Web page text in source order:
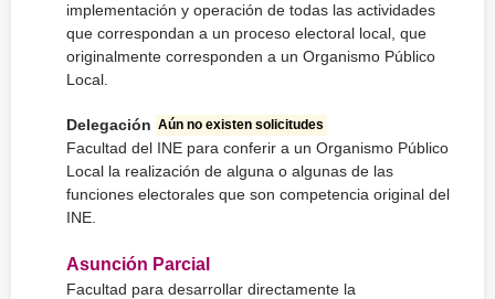
implementación y operación de todas las actividades
que correspondan a un proceso electoral local, que
originalmente corresponden a un Organismo Público
Local.
Delegación Aún no existen solicitudes
Facultad del INE para conferir a un Organismo Público
Local la realización de alguna o algunas de las
funciones electorales que son competencia original del
INE.
Asunción Parcial
Facultad para desarrollar directamente la